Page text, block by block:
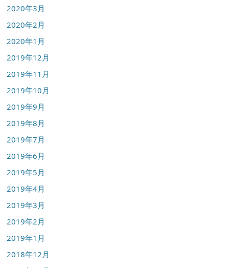
2020年3月
2020年2月
2020年1月
2019年12月
2019年11月
2019年10月
2019年9月
2019年8月
2019年7月
2019年6月
2019年5月
2019年4月
2019年3月
2019年2月
2019年1月
2018年12月